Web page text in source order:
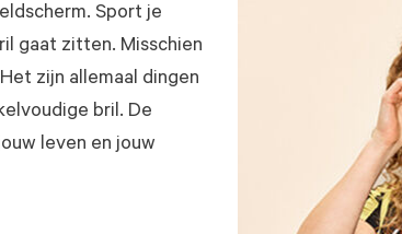
Sport je
gaat zitten. Misschien
zijn allemaal dingen
bril. De
leven en jouw